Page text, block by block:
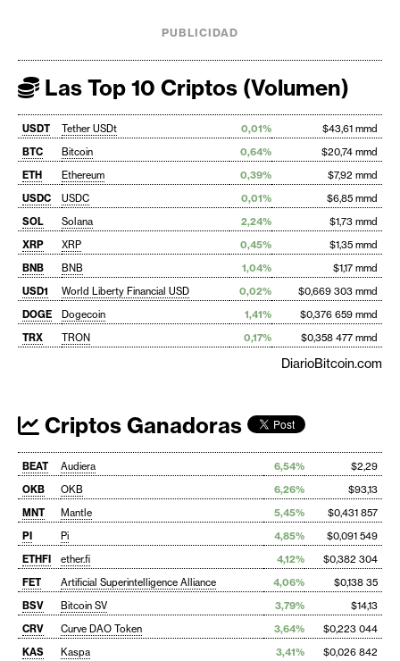
PUBLICIDAD
Las Top 10 Criptos (Volumen)
USDT Tether USDt 0,01%
$43,61 mmd
BTC
Bitcoin 0,64%
$20,74 mmd
ETH
Ethereum 0,39%
$7,92 mmd
USDC
USDC 0,01%
$6,85 mmd
SOL
Solana 2,24%
$1,73 mmd
XRP
XRP 0,45%
$1,35 mmd
BNB
BNB 1,04%
$1,17 mmd
USD1
World Liberty Financial USD 0,02%
$0,669 303 mmd
DOGE
Dogecoin 1,41%
$0,376 659 mmd
TRX
TRON 0,17% $0,358 477 mmd
DiarioBitcoin.com
Criptos Ganadoras
BEAT Audiera 6,54%
$2,29
OKB
OKB 6,26%
$93,13
MNT
Mantle 5,45%
$0,431 857
PI
Pi 4,85%
$0,091 549
ETHFI
ether.fi 4,12%
$0,382 304
FET
Artificial Superintelligence Alliance 4,06%
$0,138 35
BSV
Bitcoin SV 3,79%
$14,13
CRV
Curve DAO Token 3,64%
$0,223 044
KAS
Kaspa 3,41%
$0,026 842